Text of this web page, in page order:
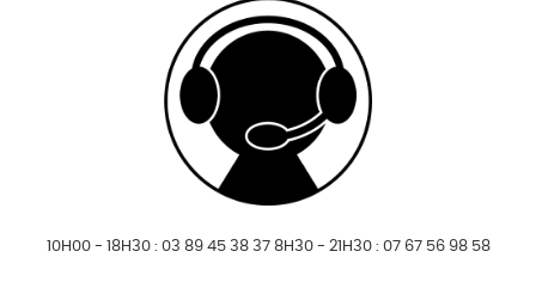
10H00 - 18H30 : 03 89 45 38 37 8H30 - 21H30 : 07 67 56 98 58